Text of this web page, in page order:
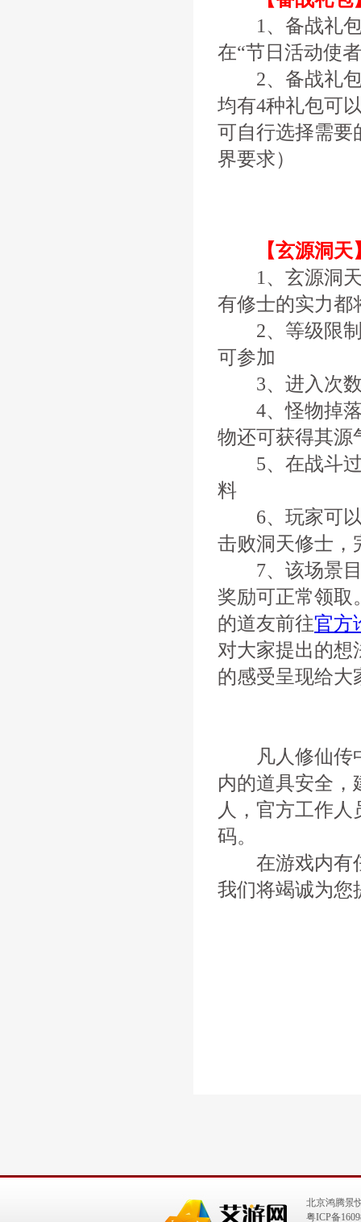
1、备战礼
在“节日活动使
2、备战礼包
均有4种礼包可
可自行选择需要
界要求）
【玄源洞天
1、玄源洞天
有修士的实力都
2、等级限制
可参加
3、进入次数
4、怪物掉落
物还可获得其源
5、在战斗过
料
6、玩家可以
击败洞天修士，
7、该场景目
奖励可正常领取
的道友前往官方
对大家提出的想
的感受呈现给大
凡人修仙传中
内的道具安全，
人，官方工作
码。
在游戏内有
我们将竭诚为您
北京鸿腾景
粤ICP备